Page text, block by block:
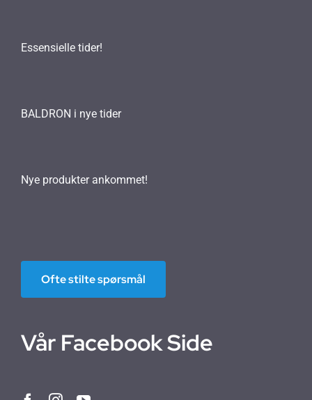
Essensielle tider!
BALDRON i nye tider
Nye produkter ankommet!
Ofte stilte spørsmål
Vår Facebook Side